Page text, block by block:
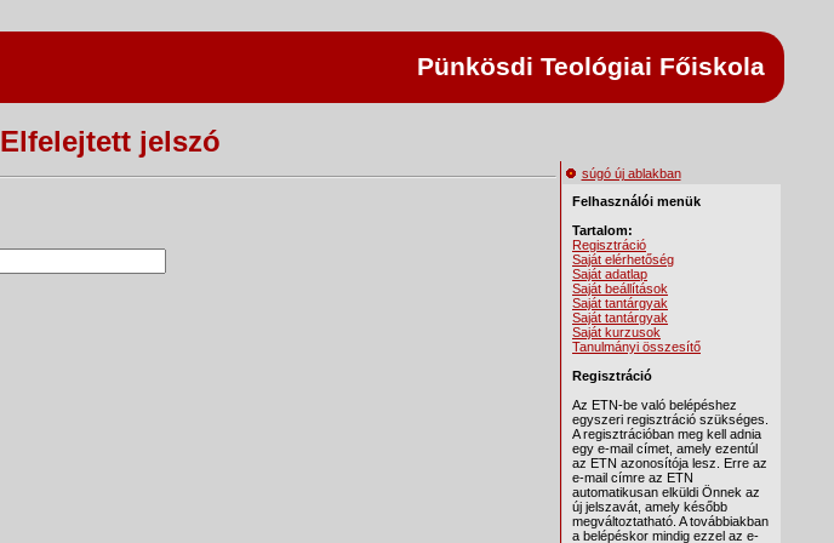
Pünkösdi Teológiai Főiskola
Elfelejtett jelszó
súgó új ablakban